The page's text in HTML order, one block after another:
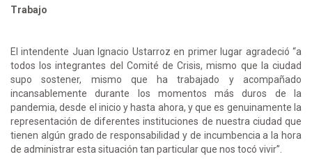
Trabajo
El intendente Juan Ignacio Ustarroz en primer lugar agradeció “a
todos los integrantes del Comité de Crisis, mismo que la ciudad
supo sostener, mismo que ha trabajado y acompañado
incansablemente durante los momentos más duros de la
pandemia, desde el inicio y hasta ahora, y que es genuinamente la
representación de diferentes instituciones de nuestra ciudad que
tienen algún grado de responsabilidad y de incumbencia a la hora
de administrar esta situación tan particular que nos tocó vivir”.